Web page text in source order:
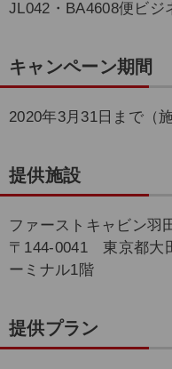
JL042・BA4608便ビジ
キャンペーン期間
2020年3月31日まで（
提供施設
ファーストキャビン羽
〒144-0041 東京都大
ーミナル1階
提供プラン